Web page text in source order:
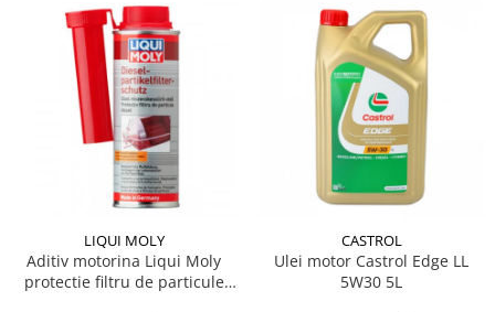
LIQUI MOLY
Aditiv motorina Liqui Moly
protectie filtru de particule
CASTROL
Ulei motor Castrol Edge LL
5W30 5L